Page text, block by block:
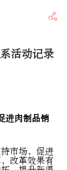
活动记录
进肉制品销
市场，促进
改革效果有